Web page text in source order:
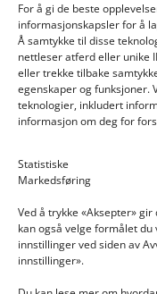
For å gi de beste
informasjonskapsler for å
Å samtykke til disse
nettleser atferd eller unike
eller trekke tilbake
egenskaper og funksjoner.
teknologier, inkludert
informasjon om deg for
Statistiske
Markedsføring
Ved å trykke «Aksepter»
kan også velge formålet du
innstillinger ved siden av
innstillinger».